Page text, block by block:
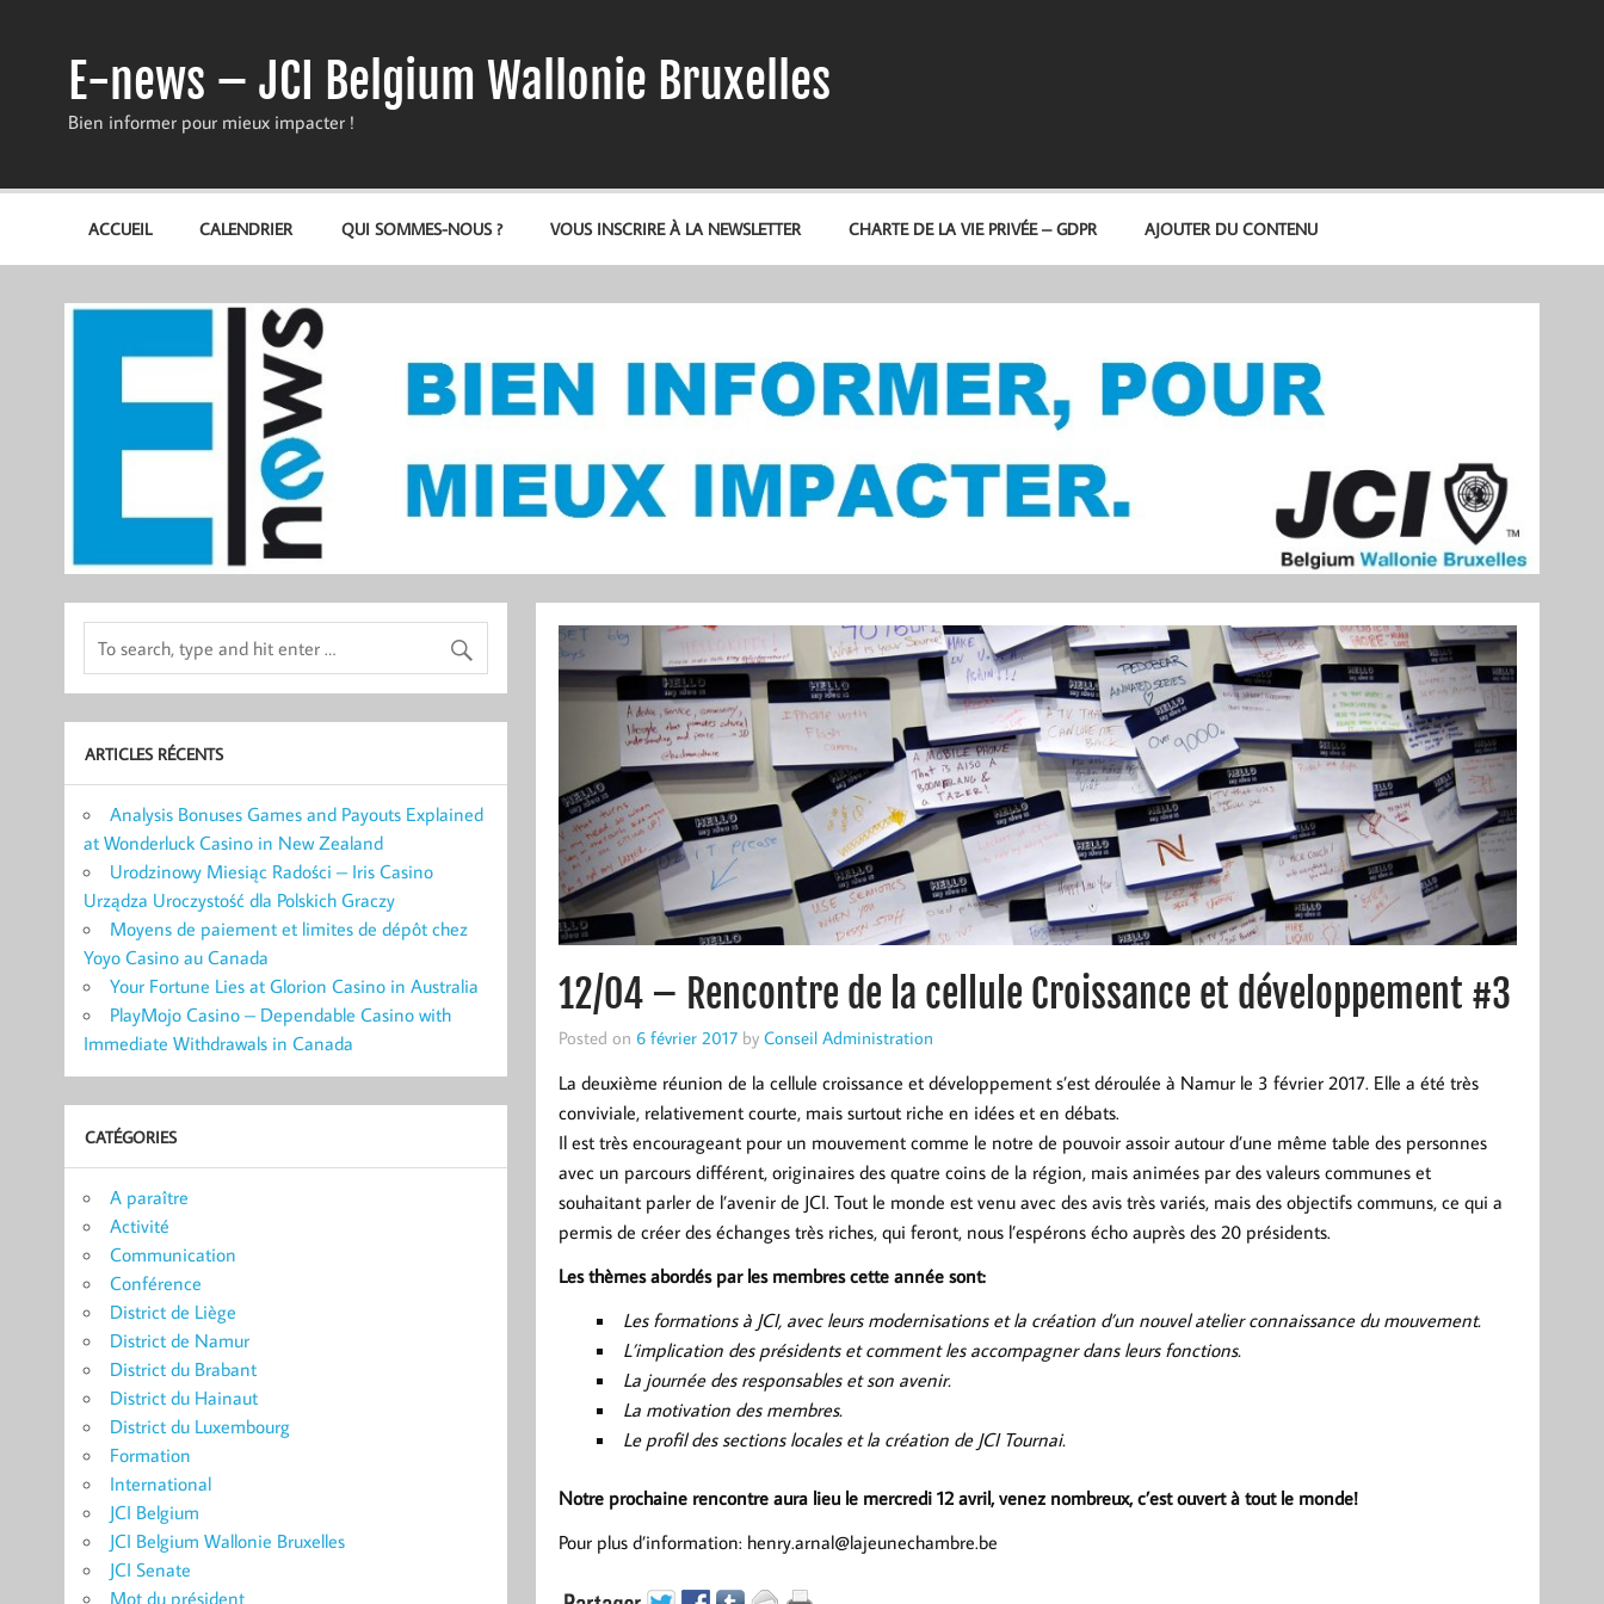
E-news – JCI Belgium Wallonie Bruxelles
Bien informer pour mieux impacter !
ACCUEIL CALENDRIER QUI SOMMES-NOUS ? VOUS INSCRIRE À LA NEWSLETTER CHARTE DE LA VIE PRIVÉE – GDPR AJOUTER DU CONTENU
12/04 – Rencontre de la cellule Croissance et développement #3
Posted on 6 février 2017by Conseil Administration
La deuxième réunion de la cellule croissance et développement s’est déroulée à Namur le 3 février 2017. Elle a été très
conviviale, relativement courte, mais surtout riche en idées et en débats.
Il est très encourageant pour un mouvement comme le notre de pouvoir assoir autour d’une même table des personnes
avec un parcours différent, originaires des quatre coins de la région, mais animées par des valeurs communes et
souhaitant parler de l’avenir de JCI. Tout le monde est venu avec des avis très variés, mais des objectifs communs, ce qui a
permis de créer des échanges très riches, qui feront, nous l’espérons écho auprès des 20 présidents.
Les thèmes abordés par les membres cette année sont:
Les formations à JCI, avec leurs modernisations et la création d’un nouvel atelier connaissance du mouvement.
L’implication des présidents et comment les accompagner dans leurs fonctions.
La journée des responsables et son avenir.
La motivation des membres.
Le profil des sections locales et la création de JCI Tournai.
Notre prochaine rencontre aura lieu le mercredi 12 avril, venez nombreux, c’est ouvert à tout le monde!
Pour plus d’information: henry.arnal@lajeunechambre.be
ARTICLES RÉCENTS
Analysis Bonuses Games and Payouts Explained
at Wonderluck Casino in New Zealand
Urodzinowy Miesiąc Radości – Iris Casino
Urządza Uroczystość dla Polskich Graczy
Moyens de paiement et limites de dépôt chez
Yoyo Casino au Canada
Your Fortune Lies at Glorion Casino in Australia
PlayMojo Casino – Dependable Casino with
Immediate Withdrawals in Canada
CATÉGORIES
A paraître
Activité
Communication
Conférence
District de Liège
District de Namur
District du Brabant
District du Hainaut
District du Luxembourg
Formation
International
JCI Belgium
JCI Belgium Wallonie Bruxelles
JCI Senate
Mot du président